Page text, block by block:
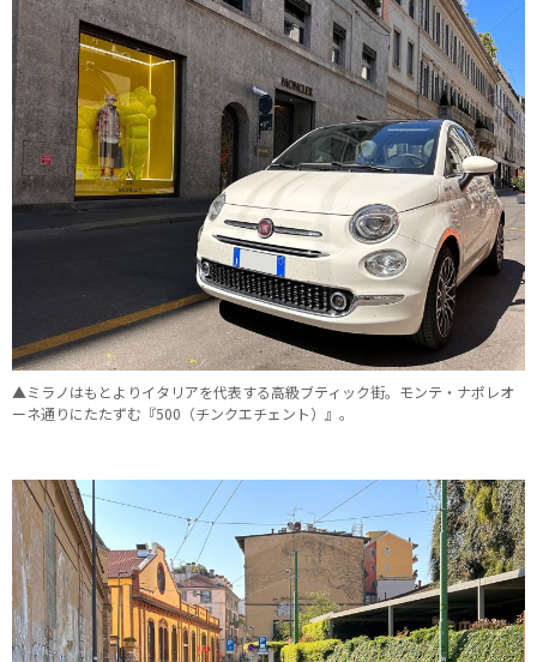
▲ミラノはもとよりイタリアを代表する高級ブティック街。モンテ・ナポレオ
ーネ通りにたたずむ『500（チンクエチェント）』。